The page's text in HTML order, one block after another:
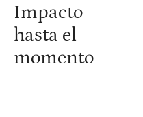
Impacto
hasta el
momento